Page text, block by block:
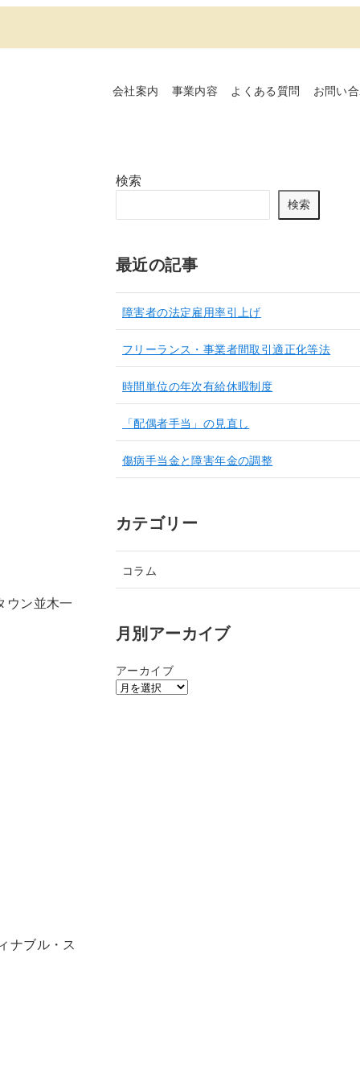
会社案内 事業内容 よくある質問 お問い
ウン並木一
ナブル・ス
検索
検索
最近の記事
障害者の法定雇用率引上げ
フリーランス・事業者間取引適正化等法
時間単位の年次有給休暇制度
「配偶者手当」の見直し
傷病手当金と障害年金の調整
カテゴリー
コラム
月別アーカイブ
アーカイブ